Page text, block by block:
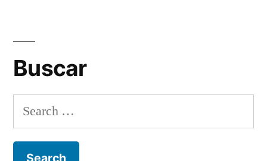
Buscar
Search
for: